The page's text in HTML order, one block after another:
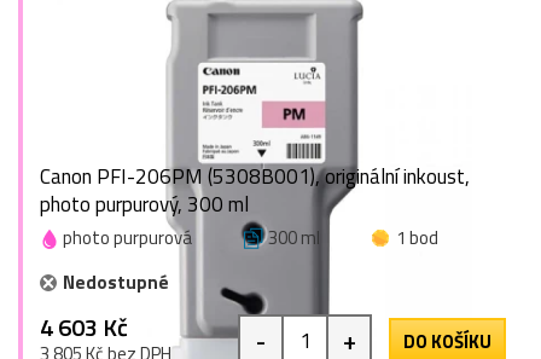
Canon PFI-206PM (5308B001), originální inkoust,
photo purpurový, 300 ml
photo purpurová 300 ml
1 bod
Nedostupné
4 603 Kč - + DO KOŠÍKU